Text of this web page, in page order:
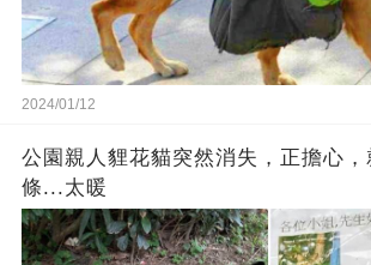
2024/01/12
公園親人貍花貓突然消失，正擔心
條...太暖